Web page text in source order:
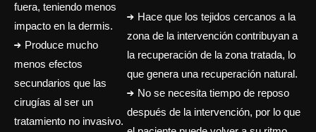
fuera, teniendo menos
impacto en la dermis.
Produce mucho
menos efectos
secundarios que las
cirugías al ser un
tratamiento no invasivo.
Hace que los tejidos cercanos a la
zona de la intervención contribuyan a
la recuperación de la zona tratada, lo
que genera una recuperación natural.
No se necesita tiempo de reposo
después de la intervención, por lo que